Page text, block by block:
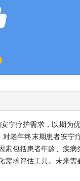
宁疗护需求，以期为
老年终末期患者安
素包括患者年龄、疾
需求评估工具。未来